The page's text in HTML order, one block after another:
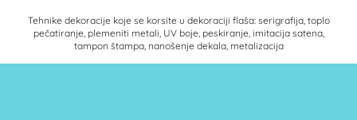
Tehnike dekoracije koje se korsite u dekoraciji flaša: serigrafija, toplo
pečatiranje, plemeniti metali, UV boje, peskiranje, imitacija satena,
tampon štampa, nanošenje dekala, metalizacija